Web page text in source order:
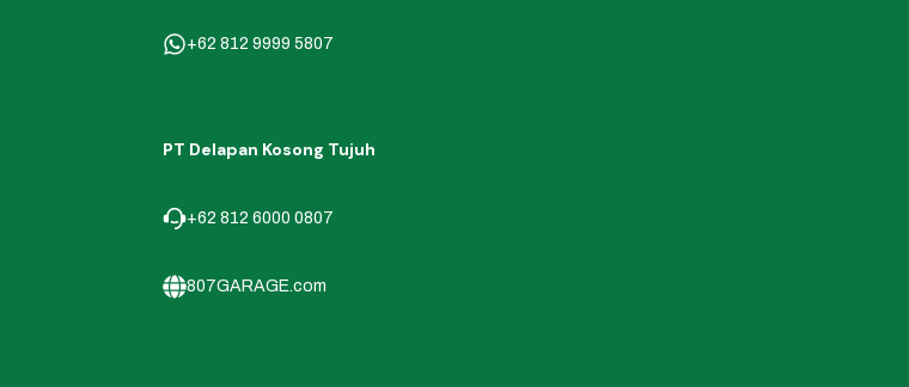
+62 812 9999 5807
PT Delapan Kosong Tujuh
+62 812 6000 0807
807GARAGE.com